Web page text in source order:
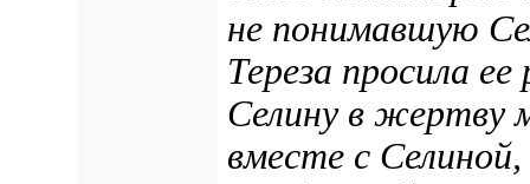
не понимавшую
Тереза просила
Селину в жертву
вместе с